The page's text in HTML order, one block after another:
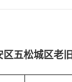
区五松城区